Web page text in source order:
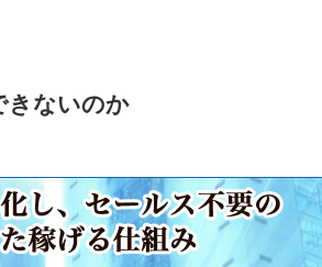
きないのか